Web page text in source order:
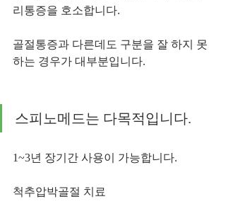
리통증을 호소합니다.
골절통증과 다른데도 구분을 잘 하지 못
하는 경우가 대부분입니다.
스피노메드는 다목적입니다.
1~3년 장기간 사용이 가능합니다.
척추압박골절 치료